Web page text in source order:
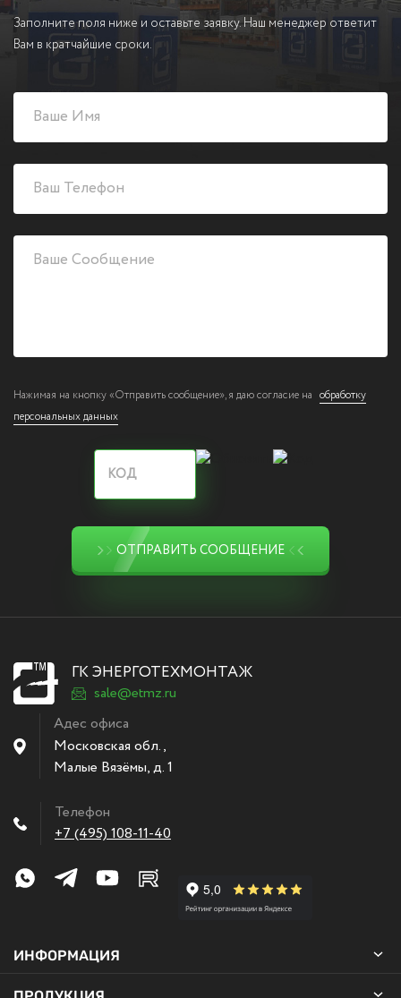
Заполните поля ниже и оставьте заявку. Наш менеджер ответит
Вам в кратчайшие сроки.
Нажимая на кнопку «Отправить сообщение», я даю согласие на обработку
персональных данных
ОТПРАВИТЬ СООБЩЕНИЕ
ГК ЭНЕРГОТЕХМОНТАЖ
sale@etmz.ru
Адес офиса
Московская обл.,
Малые Вязёмы,д. 1
Телефон
+7 (495) 108-11-40
ИНФОРМАЦИЯ